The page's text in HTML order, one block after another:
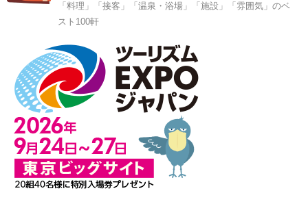
「料理」「接客」「温泉・浴場」「施設」「雰囲気」のベ
スト100軒